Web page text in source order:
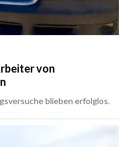
von
blieben erfolglos.